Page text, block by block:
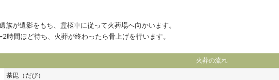
族が遺影をもち、霊柩車に従って火葬場へ向かいます。
2時間ほど待ち、火葬が終わったら骨上げを行います。
火葬の流れ
荼毘（だび）